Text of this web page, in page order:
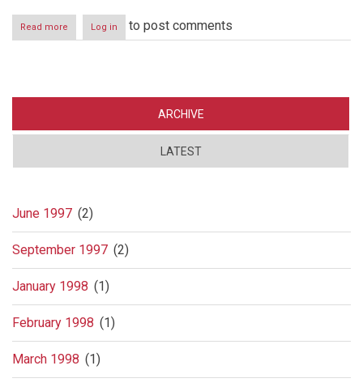
Read more
Skandale
Log in to post comments
ARCHIVE
LATEST
June 1997 (2)
September 1997 (2)
January 1998 (1)
February 1998 (1)
March 1998 (1)